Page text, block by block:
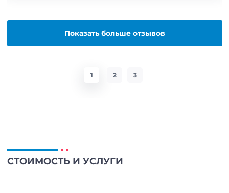
Показать больше отзывов
1 2 3
СТОИМОСТЬ И УСЛУГИ